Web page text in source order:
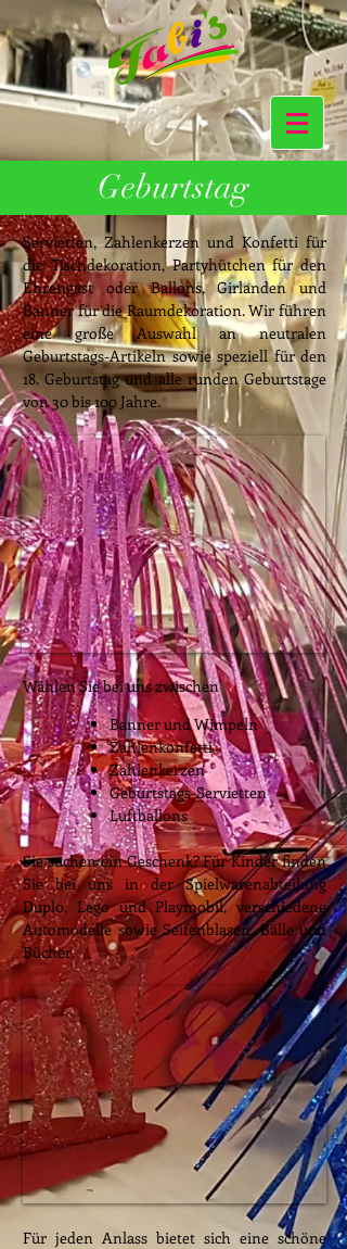
Geburtstag
Servietten, Zahlenkerzen und Konfetti für
die Tischdekoration, Partyhütchen für den
Ehrengast oder Ballons, Girlanden und
Banner für die Raumdekoration. Wir führen
eine große Auswahl an neutralen
Geburtstags-Artikeln sowie speziell für den
18. Geburtstag und alle runden Geburtstage
von 30 bis 100 Jahre.
Wählen Sie bei uns zwischen
Banner und Wimpeln
Zahlenkonfetti
Zahlenkerzen
Geburtstags-Servietten
Luftballons
Sie suchen ein Geschenk? Für Kinder finden
Sie bei uns in der Spielwarenabteilung
Duplo, Lego und Playmobil, verschiedene
Automodelle sowie Seifenblasen, Bälle und
Bücher.
Für jeden Anlass bietet sich eine schöne